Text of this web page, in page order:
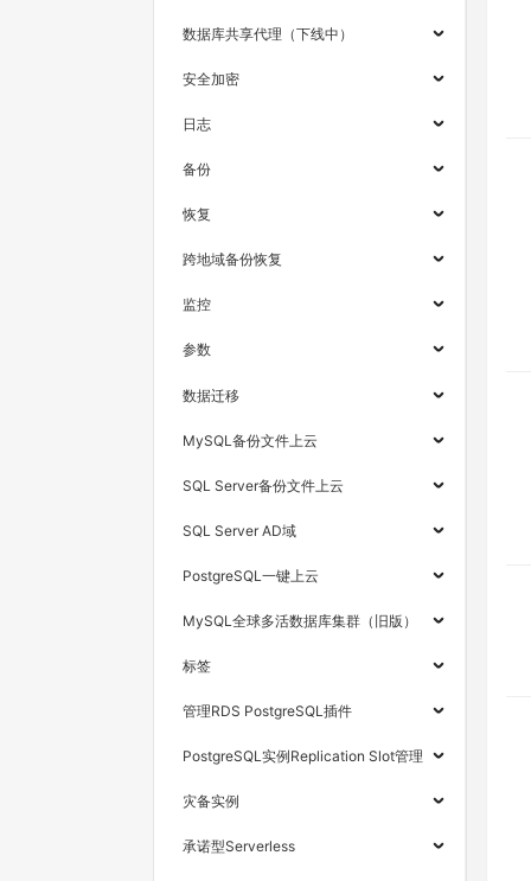
数据库共享代理（下线中）
安全加密
日志
备份
恢复
跨地域备份恢复
监控
参数
数据迁移
MySQL备份文件上云
SQL Server备份文件上云
SQL Server AD域
PostgreSQL一键上云
MySQL全球多活数据库集群（旧版）
标签
管理RDS PostgreSQL插件
PostgreSQL实例Replication Slot管理
灾备实例
承诺型Serverless